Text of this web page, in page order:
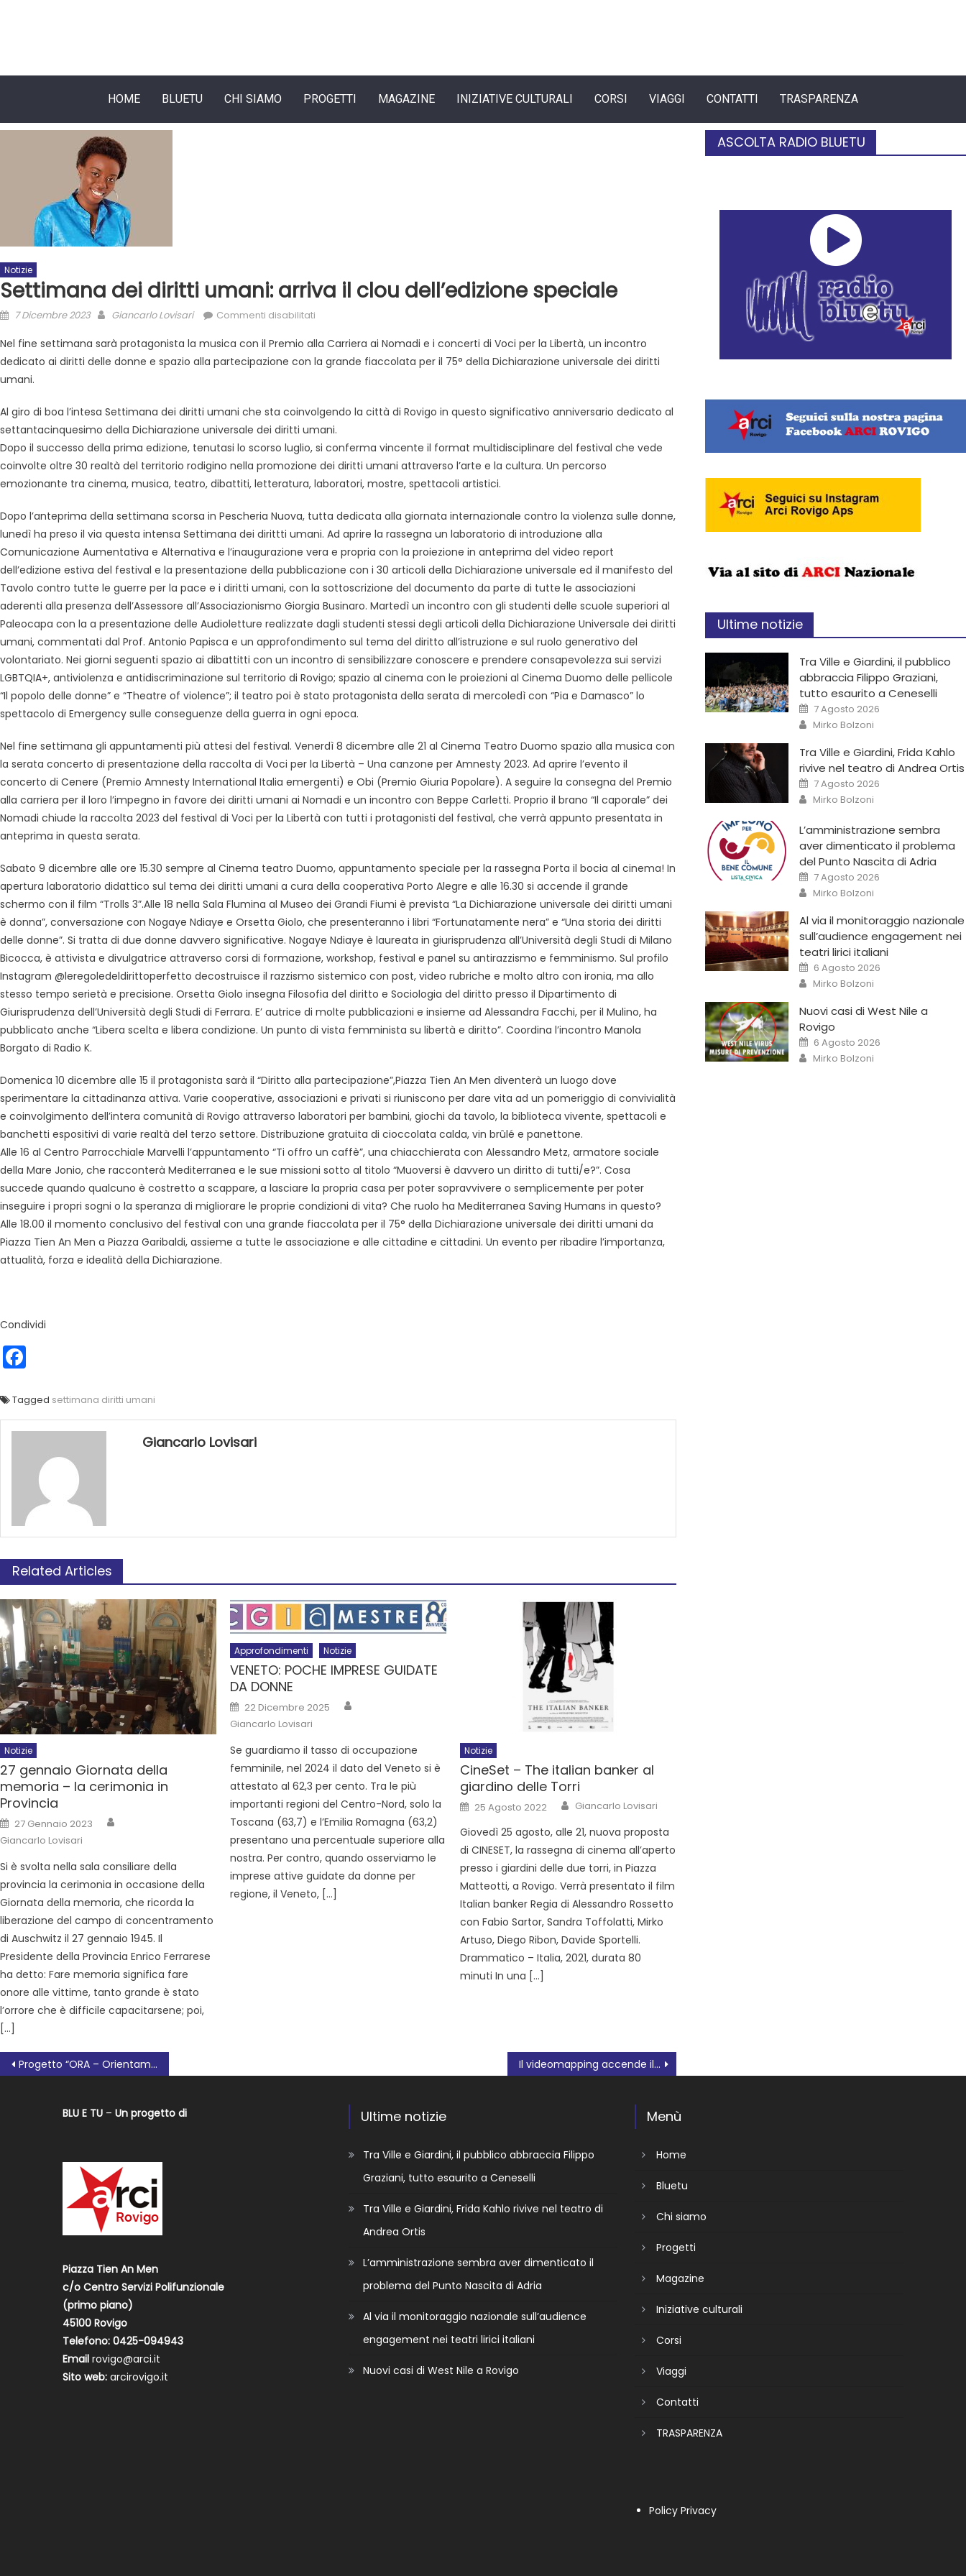
HOME BLUETU CHI SIAMO PROGETTI MAGAZINE INIZIATIVE CULTURALI CORSI VIAGGI CONTATTI TRASPARENZA
Notizie
Settimana dei diritti umani: arriva il clou dell’edizione speciale
7 Dicembre 2023 Giancarlo Lovisari Commenti disabilitati
Nel fine settimana sarà protagonista la musica con il Premio alla Carriera ai Nomadi e i concerti di Voci per la Libertà, un incontro
dedicato ai diritti delle donne e spazio alla partecipazione con la grande fiaccolata per il 75° della Dichiarazione universale dei diritti
umani.
Al giro di boa l’intesa Settimana dei diritti umani che sta coinvolgendo la città di Rovigo in questo significativo anniversario dedicato al
settantacinquesimo della Dichiarazione universale dei diritti umani.
Dopo il successo della prima edizione, tenutasi lo scorso luglio, si conferma vincente il format multidisciplinare del festival che vede
coinvolte oltre 30 realtà del territorio rodigino nella promozione dei diritti umani attraverso l’arte e la cultura. Un percorso
emozionante tra cinema, musica, teatro, dibattiti, letteratura, laboratori, mostre, spettacoli artistici.
Dopo l’anteprima della settimana scorsa in Pescheria Nuova, tutta dedicata alla giornata internazionale contro la violenza sulle donne,
lunedì ha preso il via questa intensa Settimana dei dirittti umani. Ad aprire la rassegna un laboratorio di introduzione alla
Comunicazione Aumentativa e Alternativa e l’inaugurazione vera e propria con la proiezione in anteprima del video report
dell’edizione estiva del festival e la presentazione della pubblicazione con i 30 articoli della Dichiarazione universale ed il manifesto del
Tavolo contro tutte le guerre per la pace e i diritti umani, con la sottoscrizione del documento da parte di tutte le associazioni
aderenti alla presenza dell’Assessore all’Associazionismo Giorgia Businaro. Martedì un incontro con gli studenti delle scuole superiori al
Paleocapa con la a presentazione delle Audioletture realizzate dagli studenti stessi degli articoli della Dichiarazione Universale dei diritti
umani, commentati dal Prof. Antonio Papisca e un approfondimento sul tema del diritto all’istruzione e sul ruolo generativo del
volontariato. Nei giorni seguenti spazio ai dibattitti con un incontro di sensibilizzare conoscere e prendere consapevolezza sui servizi
LGBTQIA+, antiviolenza e antidiscriminazione sul territorio di Rovigo; spazio al cinema con le proiezioni al Cinema Duomo delle pellicole
“Il popolo delle donne” e “Theatre of violence”; il teatro poi è stato protagonista della serata di mercoledì con “Pia e Damasco” lo
spettacolo di Emergency sulle conseguenze della guerra in ogni epoca.
Nel fine settimana gli appuntamenti più attesi del festival. Venerdì 8 dicembre alle 21 al Cinema Teatro Duomo spazio alla musica con
la serata concerto di presentazione della raccolta di Voci per la Libertà – Una canzone per Amnesty 2023. Ad aprire l’evento il
concerto di Cenere (Premio Amnesty International Italia emergenti) e Obi (Premio Giuria Popolare). A seguire la consegna del Premio
alla carriera per il loro l’impegno in favore dei diritti umani ai Nomadi e un incontro con Beppe Carletti. Proprio il brano “Il caporale” dei
Nomadi chiude la raccolta 2023 del festival di Voci per la Libertà con tutti i protagonisti del festival, che verrà appunto presentata in
anteprima in questa serata.
Sabato 9 dicembre alle ore 15.30 sempre al Cinema teatro Duomo, appuntamento speciale per la rassegna Porta il bocia al cinema! In
apertura laboratorio didattico sul tema dei diritti umani a cura della cooperativa Porto Alegre e alle 16.30 si accende il grande
schermo con il film “Trolls 3”.Alle 18 nella Sala Flumina al Museo dei Grandi Fiumi è prevista “La Dichiarazione universale dei diritti umani
è donna”, conversazione con Nogaye Ndiaye e Orsetta Giolo, che presenteranno i libri “Fortunatamente nera” e “Una storia dei diritti
delle donne”. Si tratta di due donne davvero significative. Nogaye Ndiaye è laureata in giurisprudenza all’Università degli Studi di Milano
Bicocca, è attivista e divulgatrice attraverso corsi di formazione, workshop, festival e panel su antirazzismo e femminismo. Sul profilo
Instagram @leregoledeldirittoperfetto decostruisce il razzismo sistemico con post, video rubriche e molto altro con ironia, ma allo
stesso tempo serietà e precisione. Orsetta Giolo insegna Filosofia del diritto e Sociologia del diritto presso il Dipartimento di
Giurisprudenza dell’Università degli Studi di Ferrara. E’ autrice di molte pubblicazioni e insieme ad Alessandra Facchi, per il Mulino, ha
pubblicato anche “Libera scelta e libera condizione. Un punto di vista femminista su libertà e diritto”. Coordina l’incontro Manola
Borgato di Radio K.
Domenica 10 dicembre alle 15 il protagonista sarà il “Diritto alla partecipazione”,Piazza Tien An Men diventerà un luogo dove
sperimentare la cittadinanza attiva. Varie cooperative, associazioni e privati si riuniscono per dare vita ad un pomeriggio di convivialità
e coinvolgimento dell’intera comunità di Rovigo attraverso laboratori per bambini, giochi da tavolo, la biblioteca vivente, spettacoli e
banchetti espositivi di varie realtà del terzo settore. Distribuzione gratuita di cioccolata calda, vin brûlé e panettone.
Alle 16 al Centro Parrocchiale Marvelli l’appuntamento “Ti offro un caffè”, una chiacchierata con Alessandro Metz, armatore sociale
della Mare Jonio, che racconterà Mediterranea e le sue missioni sotto al titolo “Muoversi è davvero un diritto di tutti/e?”. Cosa
succede quando qualcuno è costretto a scappare, a lasciare la propria casa per poter sopravvivere o semplicemente per poter
inseguire i propri sogni o la speranza di migliorare le proprie condizioni di vita? Che ruolo ha Mediterranea Saving Humans in questo?
Alle 18.00 il momento conclusivo del festival con una grande fiaccolata per il 75° della Dichiarazione universale dei diritti umani da
Piazza Tien An Men a Piazza Garibaldi, assieme a tutte le associazione e alle cittadine e cittadini. Un evento per ribadire l’importanza,
attualità, forza e idealità della Dichiarazione.
Condividi
Tagged settimana diritti umani
Giancarlo Lovisari
Related Articles
Notizie
27 gennaio Giornata della
memoria – la cerimonia in
Provincia
27 Gennaio 2023
Giancarlo Lovisari
Si è svolta nella sala consiliare della
provincia la cerimonia in occasione della
Giornata della memoria, che ricorda la
liberazione del campo di concentramento
di Auschwitz il 27 gennaio 1945. Il
Presidente della Provincia Enrico Ferrarese
ha detto: Fare memoria significa fare
onore alle vittime, tanto grande è stato
l’orrore che è difficile capacitarsene; poi,
[…]
Approfondimenti Notizie
VENETO: POCHE IMPRESE GUIDATE
DA DONNE
22 Dicembre 2025
Giancarlo Lovisari
Se guardiamo il tasso di occupazione
femminile, nel 2024 il dato del Veneto si è
attestato al 62,3 per cento. Tra le più
importanti regioni del Centro-Nord, solo la
Toscana (63,7) e l’Emilia Romagna (63,2)
presentano una percentuale superiore alla
nostra. Per contro, quando osserviamo le
imprese attive guidate da donne per
regione, il Veneto, […]
Notizie
CineSet – The italian banker al
giardino delle Torri
25 Agosto 2022 Giancarlo Lovisari
Giovedì 25 agosto, alle 21, nuova proposta
di CINESET, la rassegna di cinema all’aperto
presso i giardini delle due torri, in Piazza
Matteotti, a Rovigo. Verrà presentato il film
Italian banker Regia di Alessandro Rossetto
con Fabio Sartor, Sandra Toffolatti, Mirko
Artuso, Diego Ribon, Davide Sportelli.
Drammatico – Italia, 2021, durata 80
minuti In una […]
Progetto “ORA – Orientamento, Rete, Ascolto”: nuova sede per il centro ascolto di Rovigo Il videomapping accende il Natale rodigino
ASCOLTA RADIO BLUETU
Ultime notizie
Tra Ville e Giardini, il pubblico
abbraccia Filippo Graziani,
tutto esaurito a Ceneselli
7 Agosto 2026
Mirko Bolzoni
Tra Ville e Giardini, Frida Kahlo
rivive nel teatro di Andrea Ortis
7 Agosto 2026
Mirko Bolzoni
L’amministrazione sembra
aver dimenticato il problema
del Punto Nascita di Adria
7 Agosto 2026
Mirko Bolzoni
Al via il monitoraggio nazionale
sull’audience engagement nei
teatri lirici italiani
6 Agosto 2026
Mirko Bolzoni
Nuovi casi di West Nile a
Rovigo
6 Agosto 2026
Mirko Bolzoni
BLU E TU –Un progetto di
Piazza Tien An Men
c/o Centro Servizi Polifunzionale
(primo piano)
45100 Rovigo
Telefono: 0425-094943
Emailrovigo@arci.it
Sito web:arcirovigo.it
Ultime notizie
Tra Ville e Giardini, il pubblico abbraccia Filippo
Graziani, tutto esaurito a Ceneselli
Tra Ville e Giardini, Frida Kahlo rivive nel teatro di
Andrea Ortis
L’amministrazione sembra aver dimenticato il
problema del Punto Nascita di Adria
Al via il monitoraggio nazionale sull’audience
engagement nei teatri lirici italiani
Nuovi casi di West Nile a Rovigo
Menù
Home
Bluetu
Chi siamo
Progetti
Magazine
Iniziative culturali
Corsi
Viaggi
Contatti
TRASPARENZA
Policy Privacy